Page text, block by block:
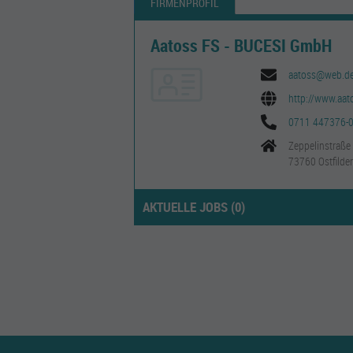
Aatoss FS - BUCESI GmbH
http://
0711 447376-0
Zeppelinstraße
73760
AKTUELLE JOBS (0)